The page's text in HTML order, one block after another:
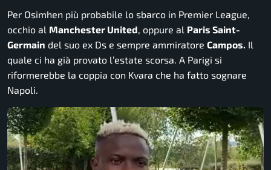
Per Osimhen più probabile lo sbarco in Premier League,
occhio al Manchester United, oppure al Paris Saint-
Germain del suo ex Ds e sempre ammiratore Campos. Il
quale ci ha già provato l’estate scorsa. A Parigi si
riformerebbe la coppia con Kvara che ha fatto sognare
Napoli.